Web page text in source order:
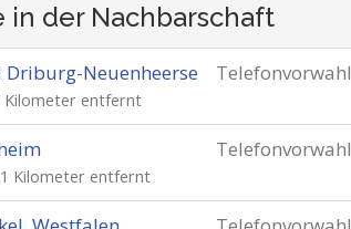
in der Nachbarschaft
Telefonvorwahl
Driburg-Neuenheerse
Kilometer entfernt
Telefonvorwahl
Kilometer entfernt